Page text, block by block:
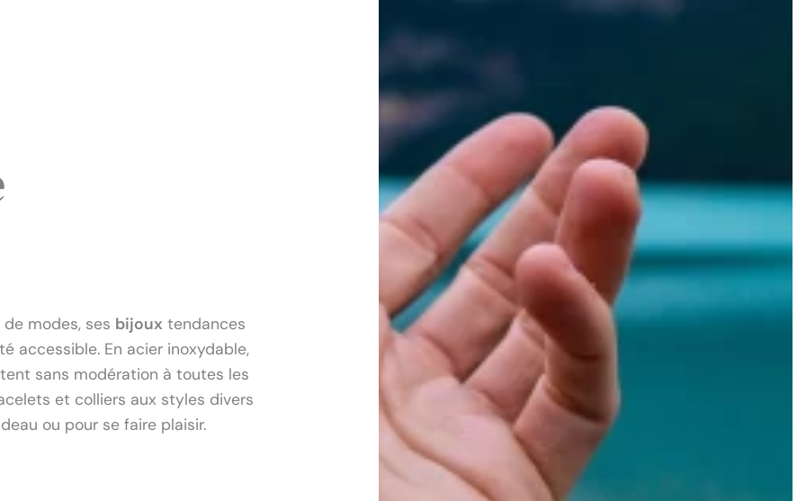
modes, ses bijoux tendances
accessible. En acier inoxydable,
sans modération à toutes les
et colliers aux styles divers
ou pour se faire plaisir.